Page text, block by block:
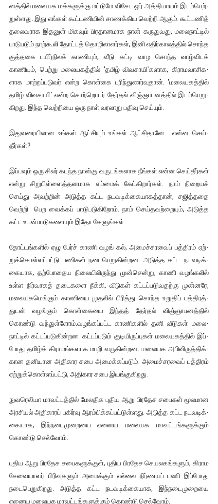
னத்தில் மலை­யக மக்­க­ளுக்கு மட்­டுமே விசேட ஓர் அத்­தி­யாயம் இடம்­பெற்­
றுள்­ளது. இது எங்கள் கூட்­ட­ணியின் சாணக்­கிய வெற்றி ஆகும். கூட்­டணித்
தலை­வ­ராக இதனுள் மிகவும் பிர­தா­ன­மாக நான் கரு­து­வது, மலை­நாட்டில்
பாடு­படும் நாற்­கூலி தோட்டத் தொழி­லா­ளர்கள், இனி எதிர்­கா­லத்தில் சொந்த
குத்­தகை பயிர்­நிலக் காணியும், வீடு கட்டி வாழ சொந்த வாழ்­விடக்
காணியும், பெற்று மலை­ய­கத்தில் 'தமிழ் விவ­சாயி'களாக, கிரா­ம­வா­சி­க­
ளாக மாற்­றப்­ப­டுவர் என்ற கொள்கை புரிந்­து­ணர்­வுதான். 'மலை­ய­கத்தில்
தமிழ் விவ­சாயி' என்ற சொற்­றொடர் தேர்தல் விஞ்­ஞா­ப­னத்தில் இடம்பெறு­
கி­றது. இந்த வெற்­றியை ஒரு நாள் வர­லாறு பதிவு செய்யும்.
இது­வ­ரை­யி­லான உங்கள் ஆட்­சியும் உங்கள் ஆட்­சி­தானே... என்ன செய்­
தீர்கள்?
இப்­பவும் ஒரு­ சிலர் கடந்த நான்கு வரு­டங்­க­ளாக நீங்கள் என்ன செய்­தீர்கள்
என்று சிறு­பிள்­ளைத்­த­ன­மாக எம்மைக் கேட்­கி­றார்கள். நாம் நிறையச்
செய்து அவற்றின் அடுத்த கட்ட நட­வ­டிக்­கை­யா­கத்தான், சஜித்­ததை
வெற்றி பெற வைக்கப் பாடு­ப­டு­கிறோம். நாம் செய்­த­வற்றையும், அடுத்த
கட்ட உடன்­பா­டு­க­ளையும் இதோ கேளுங்கள்.
தோட்­டங்­களில் ஏழு பேர்ச் காணி வழங் கல், அமைச்­ச­ரவைப் பத்­திரம் ஏற்­
றுக்­கொள்­ளப்­பட்டு பணிகள் நடை­பெ­று­கின்­றன. அடுத்த கட்ட நட­வ­டிக்­
கை­யாக, தற்­போ­தைய நிலையிலிருந்து முன்­சென்று, காணி வழங்­கலில்
உள்ள நிர்­வாகத் தடை­களை நீக்கி, வீடுகள் கட்­டப்­ப­டு­வ­தற்கு முன்­னரே,
மலை­ய­க­மெங்கும் காணியை முதலில் பிரித்து சொந்த உறுதிப் பத்­தி­ரத்­
துடன் வழங்கும் கொள்­கையை இந்தத் தேர்தல் விஞ்­ஞா­ப­னத்தில்
கொண்டு வந்­துள்ளோம்.வழங்­கப்­பட்ட காணி­களில் தனி வீடுகள் மலை­
நாட்டில் கட்­டப்­ப­டு­கின்­றன. கட்­டப்­படும் குடி­யி­ருப்­புகள் மலை­ய­கத்தில் இப்­
போது தமிழ்க் கிரா­மங்­க­ளாக மாறி வரு­கின்­றன. மலை­யக அபி­வி­ருத்­திக்­
கான தனி­யான அதி­கார சபை அமைக்­கப்­படும். அமைச்­ச­ரவைப் பத்­திரம்
ஏற்­றுக்­கொள்­ளப்­பட்டு, அதி­கா­ர ­சபை இயங்­கு­கி­றது.
நுவ­ரெ­லியா மாவட்­டத்தில் மேல­திக புதிய ஆறு பிர­தேச சபைகள் மூல­மான
அர­சியல் அதி­காரப் பகிர்வு ஆரம்­பிக்­கப்­பட்­டுள்­ளது. அடுத்த கட்ட நட­வ­டிக்­
கை­யாக, இந்­ந­டை­மு­றையை ஏனைய மலை­யக மாவட்­டங்­க­ளுக்கும்
கொண்டு செல்வோம்.
புதிய ஆறு பிர­தேச சபை­க­ளுக்குள், புதிய பிர­தேச செய­ல­கங்­களும், கிராம
சேவை­யாளர் பிரி­வு­களும் அமைக்கும் எல்லை நிர்­ணயப் பணி இப்­போது
நடை­பெ­று­கி­றது. அடுத்த கட்ட நட­வ­டிக்­கை­யாக, இந்­ந­டை­மு­றையை
ஏனைய மலை­யக மாவட்­டங்­க­ளுக்கும் கொண்டு செல்வோம்.